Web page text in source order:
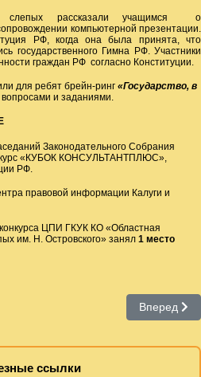
слепых рассказали учащимся о
компьютерной презентации.
РФ, когда она была принята, что
государственного Гимна РФ. Участники
граждан РФ согласно Конституции.
для ребят брейн-ринг «Государство, в
и заданиями.
Законодательного Собрания
«КУБОК КОНСУЛЬТАНТПЛЮС»,
РФ.
правовой информации Калуги и
ЦПИ ГКУК КО «Областная
им. Н. Островского» занял 1 место
Вперед
ссылки